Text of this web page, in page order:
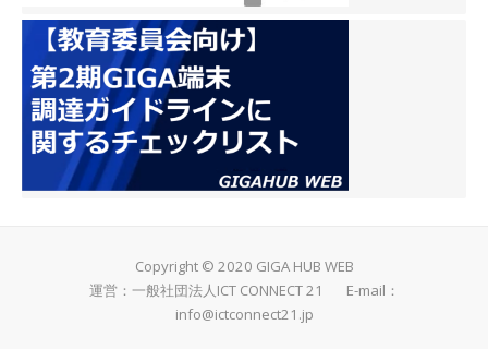
Copyright © 2020 GIGA HUB WEB
運営：一般社団法人ICT CONNECT 21 E-mail：
info@ictconnect21.jp